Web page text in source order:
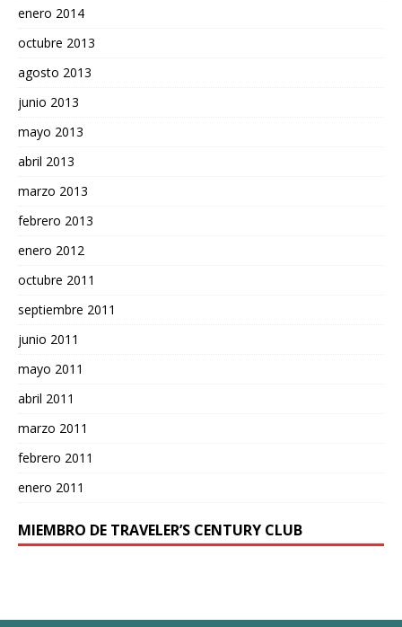
enero 2014
octubre 2013
agosto 2013
junio 2013
mayo 2013
abril 2013
marzo 2013
febrero 2013
enero 2012
octubre 2011
septiembre 2011
junio 2011
mayo 2011
abril 2011
marzo 2011
febrero 2011
enero 2011
MIEMBRO DE TRAVELER’S CENTURY CLUB